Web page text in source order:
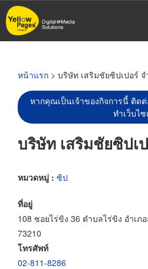
ข้าม
ไป
หน้าแรก > บริษัท เสริมชัยซิปเปอร์ จ
หากคุณเป็นเจ้าของกิจการนี้ ติด
ทำเว็บไ
บริษัท เสริมชัยซิปเ
หมวดหมู่ : ซิป
ที่อยู่
108 ซอยไร่ขิง 36 ตำบลไร่ขิง อำเ
73210
โทรศัพท์
02-811-8286